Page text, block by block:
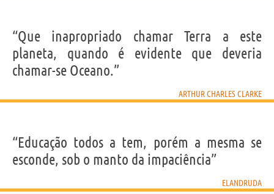
“Que inapropriado chamar Terra a este
planeta, quando é evidente que deveria
chamar-se Oceano.”
ARTHUR CHARLES CLARKE
“Educação todos a tem, porém a mesma se
esconde, sob o manto da impaciência”
ELANDRUDA